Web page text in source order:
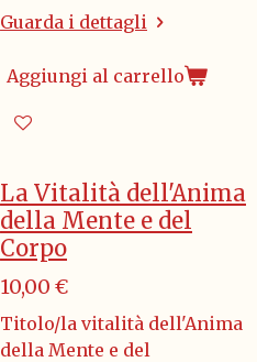
Guarda i dettagli
Aggiungi al carrello
La Vitalità dell'Anima
della Mente e del
Corpo
10,00 €
Titolo/la vitalità dell'Anima
della Mente e del